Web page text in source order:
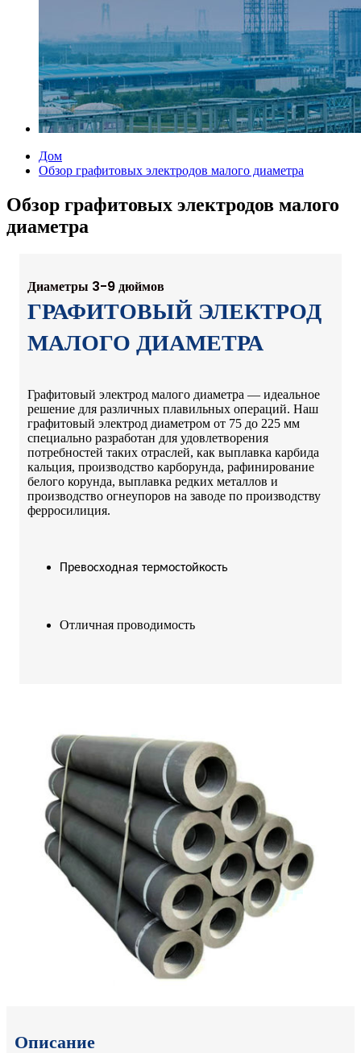
Дом
Обзор графитовых электродов малого диаметра
Обзор графитовых электродов малого
диаметра
Диаметры 3-9 дюймов
ГРАФИТОВЫЙ ЭЛЕКТРОД
МАЛОГО ДИАМЕТРА
Графитовый электрод малого диаметра — идеальное
решение для различных плавильных операций. Наш
графитовый электрод диаметром от 75 до 225 мм
специально разработан для удовлетворения
потребностей таких отраслей, как выплавка карбида
кальция, производство карборунда, рафинирование
белого корунда, выплавка редких металлов и
производство огнеупоров на заводе по производству
ферросилиция.
Превосходная термостойкость
Отличная проводимость
Описание